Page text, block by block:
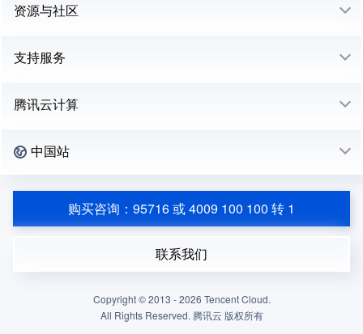
资源与社区
支持服务
腾讯云计算
中国站
购买咨询：95716 或 4009 100 100 转 1
联系我们
Copyright © 2013 -2026 Tencent Cloud.
All Rights Reserved. 腾讯云 版权所有